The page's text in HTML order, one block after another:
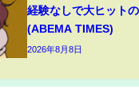
経験なしで大ヒット
(ABEMA TIMES)
2026年8月8日